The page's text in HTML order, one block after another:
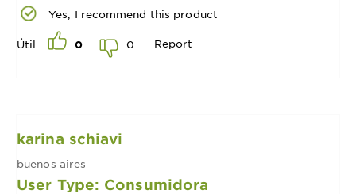
Yes, I recommend this product
Útil 0 0 Report
karina schiavi
buenos aires
User Type: Consumidora